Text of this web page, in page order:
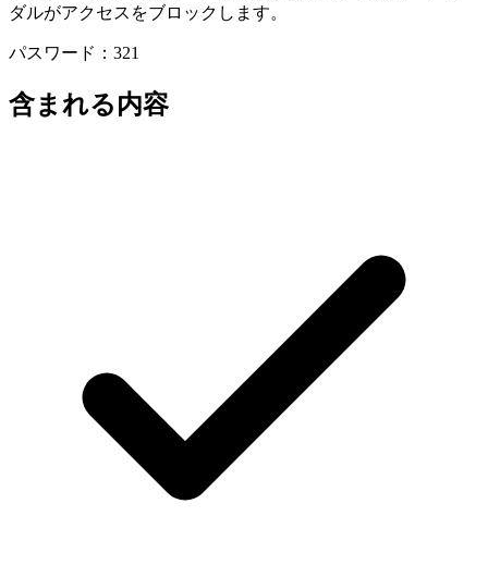
ダルがアクセスをブロックします。
パスワード：321
含まれる内容